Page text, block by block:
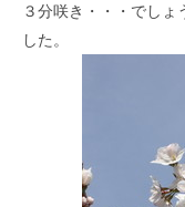
３分咲き・・・でしょ
した。